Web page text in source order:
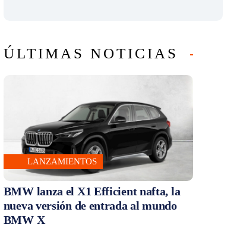
ÚLTIMAS NOTICIAS
LANZAMIENTOS
BMW lanza el X1 Efficient nafta, la
nueva versión de entrada al mundo
BMW X